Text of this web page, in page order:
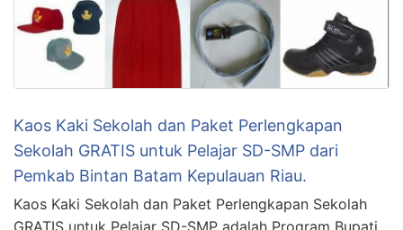
Kaos Kaki Sekolah dan Paket Perlengkapan
Sekolah GRATIS untuk Pelajar SD-SMP dari
Pemkab Bintan Batam Kepulauan Riau.
Kaos Kaki Sekolah dan Paket Perlengkapan Sekolah